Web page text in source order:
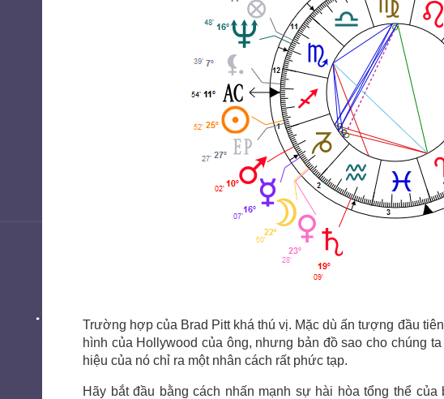
Trường hợp của Brad Pitt khá thú vị. Mặc dù ấn tượng đầu
hình của Hollywood của ông, nhưng bản đồ sao cho chúng
hiệu của nó chỉ ra một nhân cách rất phức tạp.
Hãy bắt đầu bằng cách nhấn mạnh sự hài hòa tổng thể